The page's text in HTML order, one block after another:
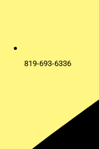
819-693-6336